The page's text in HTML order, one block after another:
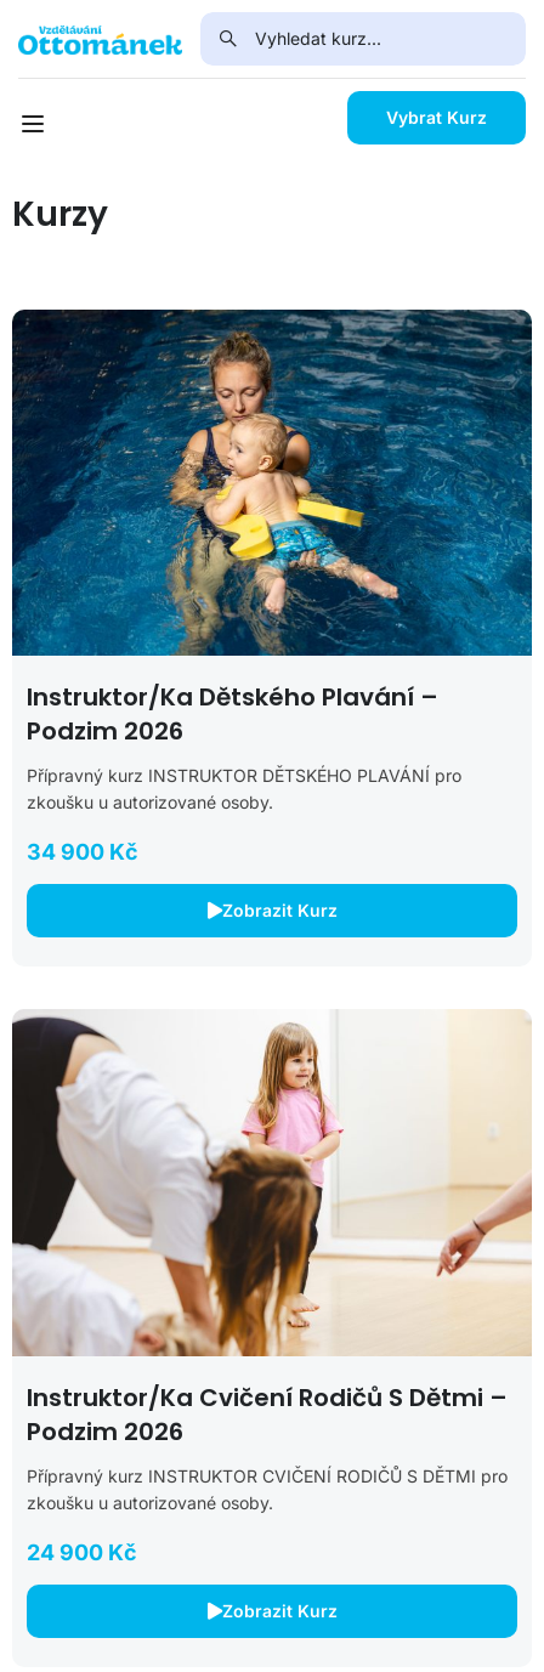
Vybrat Kurz
Kurzy
Instruktor/ka Dětského Plavání –
Podzim 2026
Přípravný kurz INSTRUKTOR DĚTSKÉHO PLAVÁNÍ pro
zkoušku u autorizované osoby.
34 900 Kč
Zobrazit Kurz
Instruktor/ka Cvičení Rodičů S Dětmi –
Podzim 2026
Přípravný kurz INSTRUKTOR CVIČENÍ RODIČŮ S DĚTMI pro
zkoušku u autorizované osoby.
24 900 Kč
Zobrazit Kurz